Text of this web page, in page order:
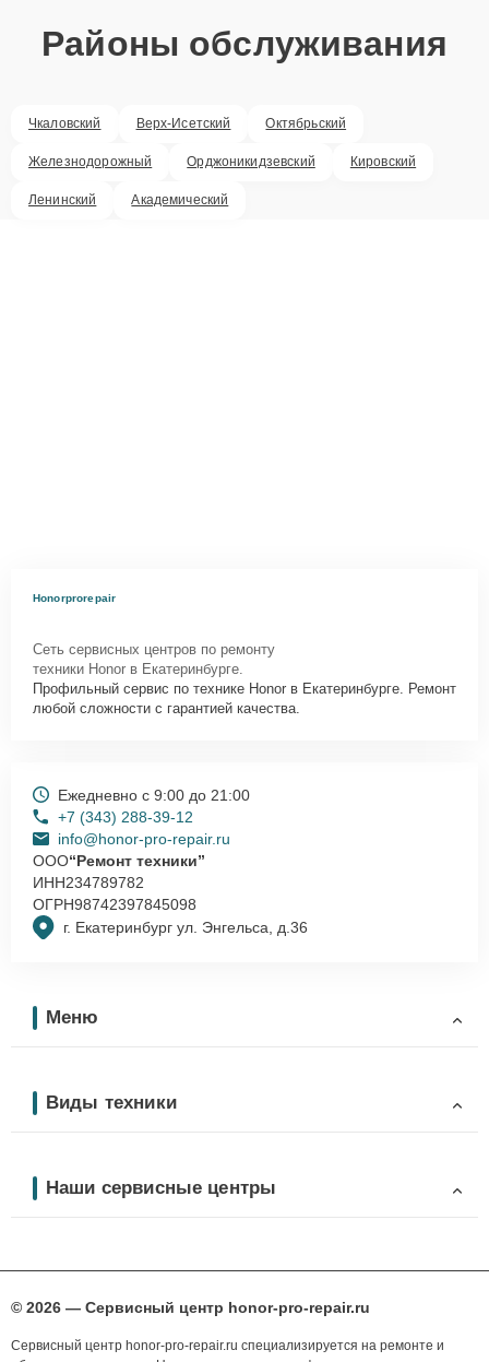
Районы обслуживания
Чкаловский Верх-Исетский Октябрьский
Железнодорожный Орджоникидзевский Кировский
Ленинский Академический
Honorprorepair
Сеть сервисных центров по ремонту
техники Honor в Екатеринбурге.
Профильный сервис по технике Honor в Екатеринбурге. Ремонт
любой сложности с гарантией качества.
г. Екатеринбург ул. Энгельса, д.36
Ежедневно с 9:00 до 21:00
+7 (343) 288-39-12
info@honor-pro-repair.ru
ООО“Ремонт техники”
ИНН234789782
ОГРН98742397845098
Меню
Виды техники
Наши сервисные центры
© 2026 — Сервисный центр honor-pro-repair.ru
Сервисный центр honor-pro-repair.ru специализируется на ремонте и